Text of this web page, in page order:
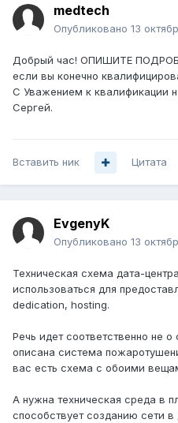
medtech
Опубликовано 13
Добрый час! ОПИШИТЕ
если вы конечно
С Уважением к квалификации
Сергей.
Вставить ник Цитата
EvgenyK
Опубликовано 13
Техническая схема дата-
использоваться для
dedication, hosting.
Речь идет соответственно не
описана система
вас есть схема с обоими
А нужна техническая среда в
способствует созданию сети